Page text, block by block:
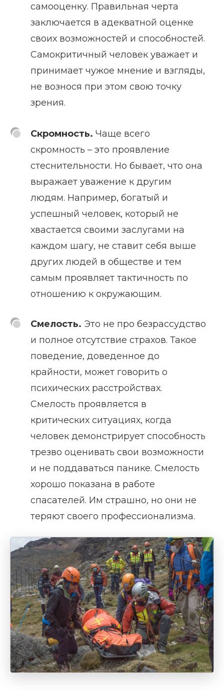
самооценку. Правильная черта
заключается в адекватной оценке
своих возможностей и способностей.
Самокритичный человек уважает и
принимает чужое мнение и взгляды,
не вознося при этом свою точку
зрения.
Скромность. Чаще всего
скромность – это проявление
стеснительности. Но бывает, что она
выражает уважение к другим
людям. Например, богатый и
успешный человек, который не
хвастается своими заслугами на
каждом шагу, не ставит себя выше
других людей в обществе и тем
самым проявляет тактичность по
отношению к окружающим.
Смелость. Это не про безрассудство
и полное отсутствие страхов. Такое
поведение, доведенное до
крайности, может говорить о
психических расстройствах.
Смелость проявляется в
критических ситуациях, когда
человек демонстрирует способность
трезво оценивать свои возможности
и не поддаваться панике. Смелость
хорошо показана в работе
спасателей. Им страшно, но они не
теряют своего профессионализма.